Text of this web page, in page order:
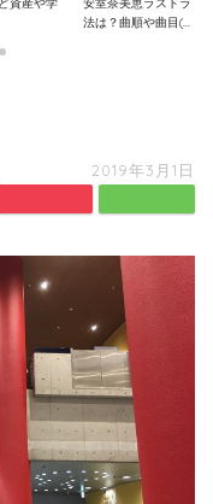
資産や学
安室奈美恵ラストライ
法は？曲順や曲目(...
2019年3月1日